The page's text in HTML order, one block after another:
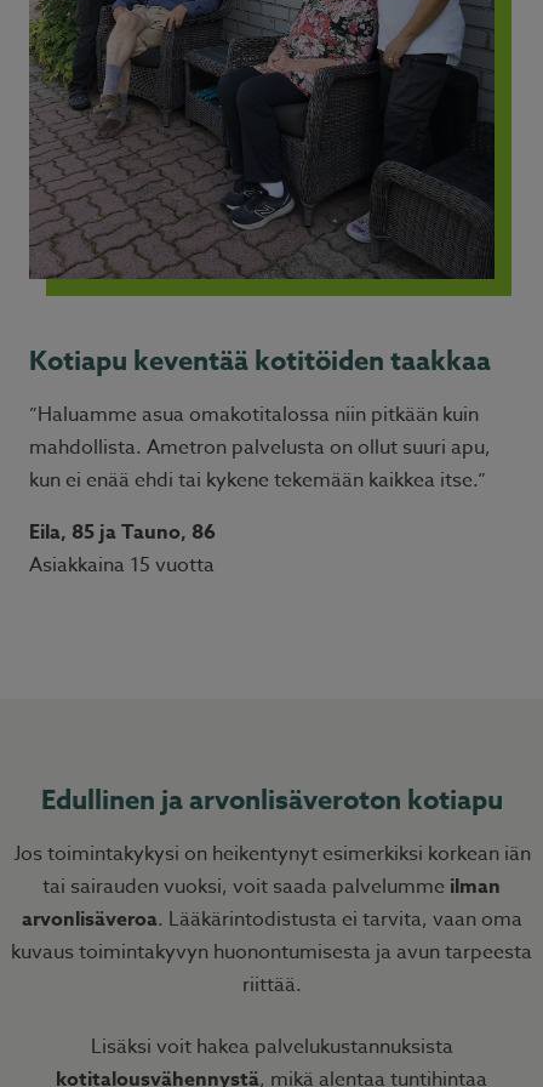
Kotiapu keventää kotitöiden taakkaa
”Haluamme asua omakotitalossa niin pitkään kuin
mahdollista. Ametron palvelusta on ollut suuri apu,
kun ei enää ehdi tai kykene tekemään kaikkea itse.”
Eila, 85 ja Tauno, 86
Asiakkaina 15 vuotta
Edullinen ja arvonlisäveroton kotiapu
Jos toimintakykysi on heikentynyt esimerkiksi korkean iän
tai sairauden vuoksi, voit saada palvelumme ilman
arvonlisäveroa. Lääkärintodistusta ei tarvita, vaan oma
kuvaus toimintakyvyn huonontumisesta ja avun tarpeesta
riittää.
Lisäksi voit hakea palvelukustannuksista
kotitalousvähennystä, mikä alentaa tuntihintaa